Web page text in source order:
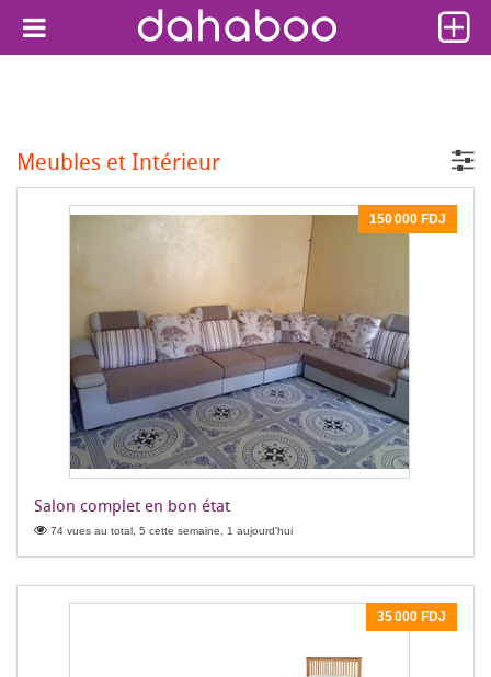
Meubles et Intérieur
150 000 FDJ
Salon complet en bon état
74 vues au total, 5 cette semaine, 1 aujourd'hui
35 000 FDJ